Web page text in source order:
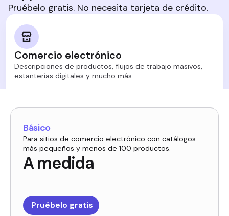
Pruébelo gratis. No necesita tarjeta de crédito.
Comercio electrónico
Descripciones de productos, flujos de trabajo masivos,
estanterías digitales y mucho más
Básico
Para sitios de comercio electrónico con catálogos
más pequeños y menos de 100 productos.
A medida
Pruébelo gratis